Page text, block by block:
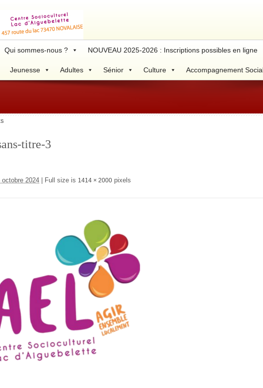
Qui sommes-nous ? NOUVEAU 2025-2026 : Inscriptions possibles en ligne
Jeunesse Adultes Sénior Culture Accompagnement
titre-3
octobre 2024 Full size is 1414 × 2000 pixels